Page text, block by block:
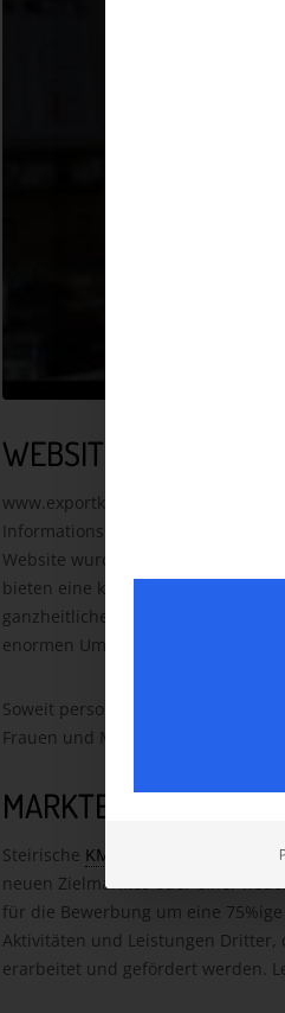
WEBSITE
www.exportknowhow.at steht
Informationsplattform sowie als
Website wurden anhand unserer
bieten eine kompakte Anleitung
ganzheitliche und vielseitige
enormen Umfangs der Thematik
Soweit personenbezogene
Frauen und Männer in gleicher
Steirische KMU
, mit
neuen Zielmarktes oder einer
für die Bewerbung um eine
Aktivitäten und Leistungen
erarbeitet und gefördert werden.